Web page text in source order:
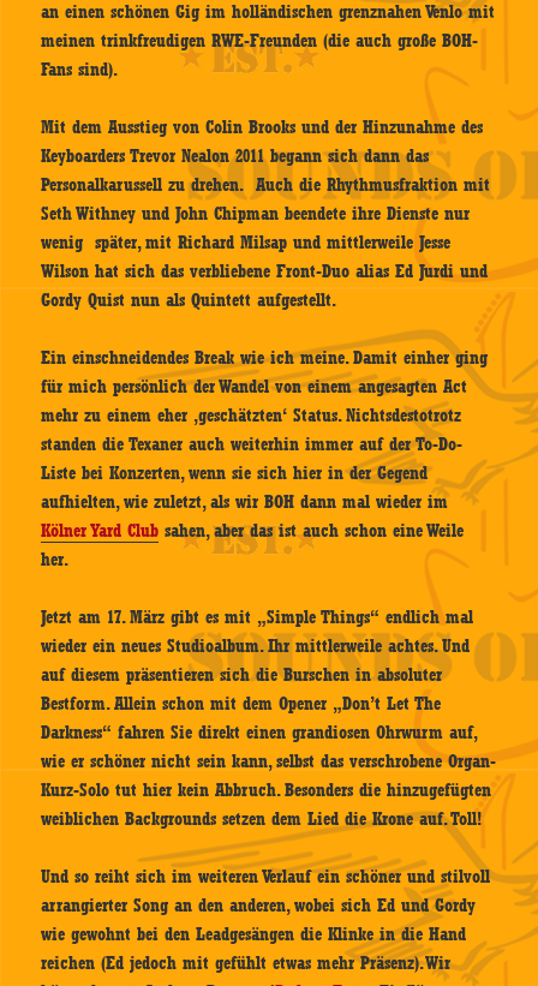
an einen schönen Gig im holländischen grenznahen Venlo mit
meinen trinkfreudigen RWE-Freunden (die auch große BOH-
Fans sind).
Mit dem Ausstieg von Colin Brooks und der Hinzunahme des
Keyboarders Trevor Nealon 2011 begann sich dann das
Personalkarussell zu drehen. Auch die Rhythmusfraktion mit
Seth Withney und John Chipman beendete ihre Dienste nur
wenig später, mit Richard Milsap und mittlerweile Jesse
Wilson hat sich das verbliebene Front-Duo alias Ed Jurdi und
Gordy Quist nun als Quintett aufgestellt.
Ein einschneidendes Break wie ich meine. Damit einher ging
für mich persönlich der Wandel von einem angesagten Act
mehr zu einem eher ‚geschätzten‘ Status. Nichtsdestotrotz
standen die Texaner auch weiterhin immer auf der To-Do-
Liste bei Konzerten, wenn sie sich hier in der Gegend
aufhielten, wie zuletzt, als wir BOH dann mal wieder im
Kölner Yard Club sahen, aber das ist auch schon eine Weile
her.
Jetzt am 17. März gibt es mit „Simple Things“ endlich mal
wieder ein neues Studioalbum. Ihr mittlerweile achtes. Und
auf diesem präsentieren sich die Burschen in absoluter
Bestform. Allein schon mit dem Opener „Don’t Let The
Darkness“ fahren Sie direkt einen grandiosen Ohrwurm auf,
wie er schöner nicht sein kann, selbst das verschrobene Organ-
Kurz-Solo tut hier kein Abbruch. Besonders die hinzugefügten
weiblichen Backgrounds setzen dem Lied die Krone auf. Toll!
Und so reiht sich im weiteren Verlauf ein schöner und stilvoll
arrangierter Song an den anderen, wobei sich Ed und Gordy
wie gewohnt bei den Leadgesängen die Klinke in die Hand
reichen (Ed jedoch mit gefühlt etwas mehr Präsenz). Wir